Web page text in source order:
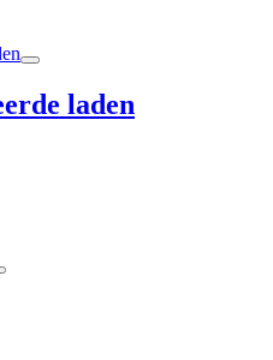
laden